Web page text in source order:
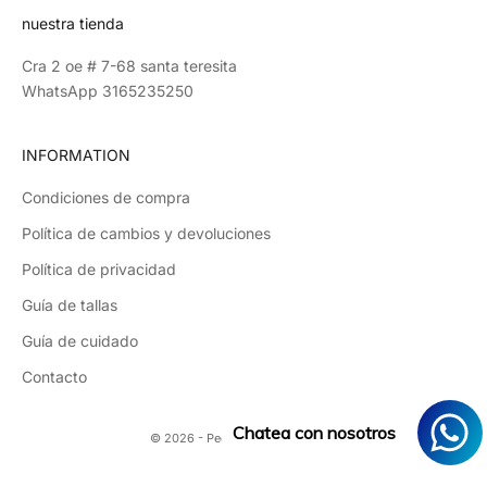
nuestra tienda
Cra 2 oe # 7-68 santa teresita
WhatsApp 3165235250
INFORMATION
Condiciones de compra
Política de cambios y devoluciones
Política de privacidad
Guía de tallas
Guía de cuidado
Contacto
© 2026 - PequenasIndulgencias
Chatea con nosotros